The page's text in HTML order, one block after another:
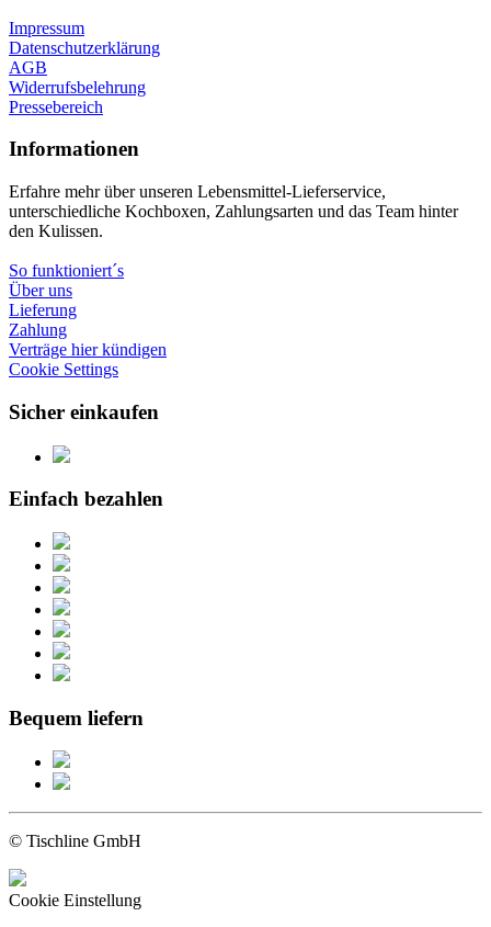
Impressum
Datenschutzerklärung
AGB
Widerrufsbelehrung
Pressebereich
Informationen
Erfahre mehr über unseren Lebensmittel-Lieferservice,
unterschiedliche Kochboxen, Zahlungsarten und das Team hinter
den Kulissen.
So funktioniert´s
Über uns
Lieferung
Zahlung
Verträge hier kündigen
Cookie Settings
Sicher einkaufen
Einfach bezahlen
Bequem liefern
© Tischline GmbH
Cookie Einstellung